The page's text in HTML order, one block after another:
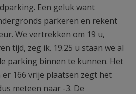
Een geluk want
parkeren en rekent
We vertrekken om 19 u,
tijd, zeg ik. 19.25 u staan we al
parking binnen te kunnen. Het
er 166 vrije plaatsen zegt het
meteen naar -3. De